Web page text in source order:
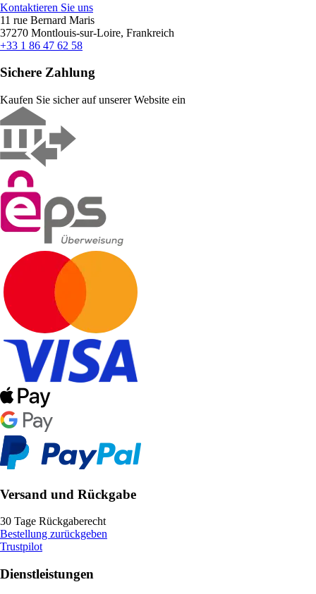
Kontaktieren Sie uns
11 rue Bernard Maris
37270 Montlouis-sur-Loire, Frankreich
+33 1 86 47 62 58
Sichere Zahlung
Kaufen Sie sicher auf unserer Website ein
Versand und Rückgabe
30 Tage Rückgaberecht
Bestellung zurückgeben
Trustpilot
Dienstleistungen